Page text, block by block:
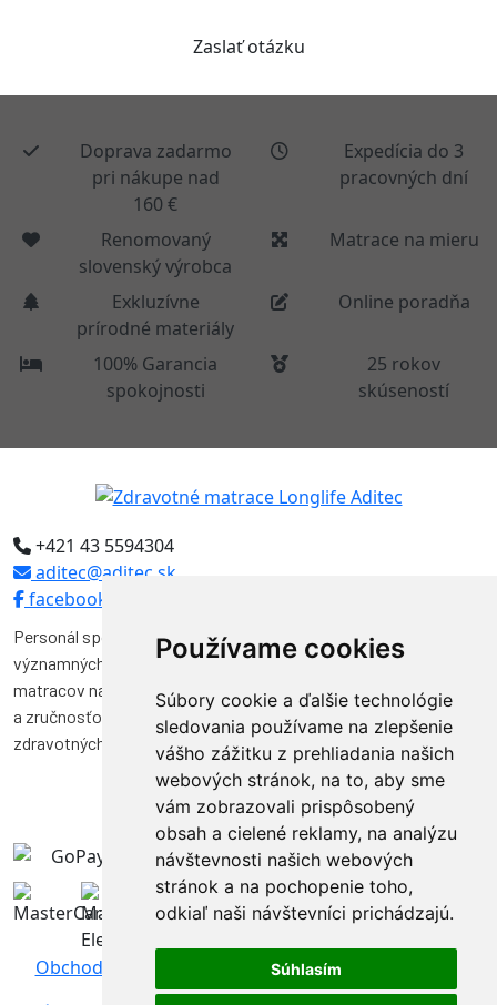
Používame cookies
Súbory cookie a ďalšie technológie
sledovania používame na zlepšenie
vášho zážitku z prehliadania našich
webových stránok, na to, aby sme
vám zobrazovali prispôsobený
obsah a cielené reklamy, na analýzu
návštevnosti našich webových
stránok a na pochopenie toho,
odkiaľ naši návštevníci prichádzajú.
Súhlasím
Doprava zadarmo
pri nákupe nad
160 €
Expedícia do 3
pracovných dní
Renomovaný
slovenský výrobca
Matrace na mieru
Exkluzívne
prírodné materiály
Online poradňa
100% Garancia
spokojnosti
25 rokov
skúseností
+421 43 5594304
aditec@aditec.sk
facebook
Personál spoločnosti Aditec tvoria odborníci, ktorí pôsobili vo
významných funkciách v niekoľkých spoločnostiach na výrobu
matracov na Slovensku. Svojimi vedomosťami, skúsenosťami
a zručnosťou značnou mierou prispeli k vývoju a kvalite výroby
zdravotných matracov na Slovensku.
Obchodné podmienky
Ochrana osobných údajov